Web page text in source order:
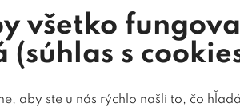
jednolôžko Justina,
všetko
(súhlas s
aby ste u nás rýchlo našli to, čo